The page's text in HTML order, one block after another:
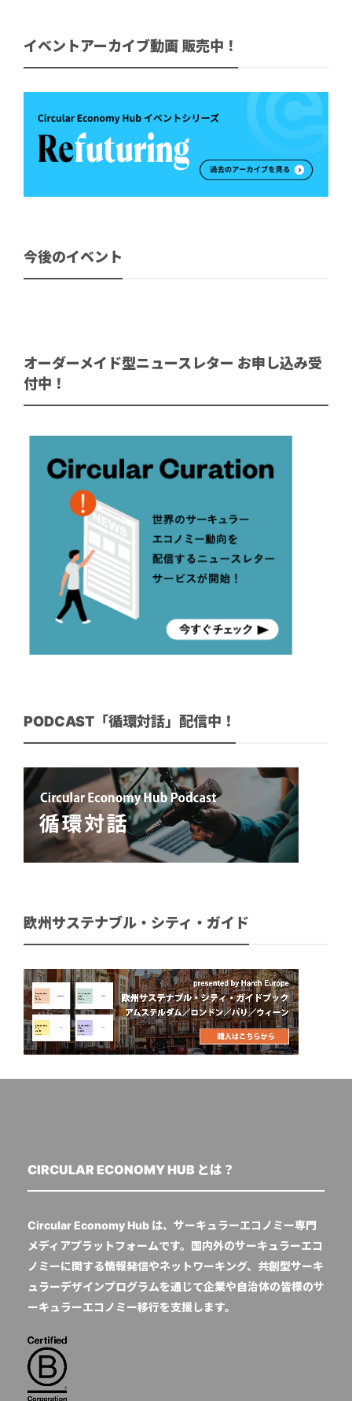
イベントアーカイブ動画 販売中！
今後のイベント
オーダーメイド型ニュースレター お申し込み受
付中！
PODCAST「循環対話」配信中！
欧州サステナブル・シティ・ガイド
CIRCULAR ECONOMY HUB とは？
Circular Economy Hub は、サーキュラーエコノミー専門
メディアプラットフォームです。国内外のサーキュラーエコ
ノミーに関する情報発信やネットワーキング、共創型サーキ
ュラーデザインプログラムを通じて企業や自治体の皆様のサ
ーキュラーエコノミー移行を支援します。